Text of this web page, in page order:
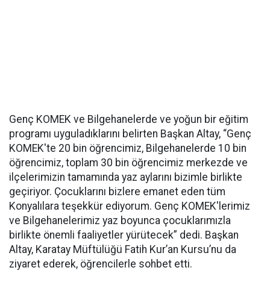
Genç KOMEK ve Bilgehanelerde ve yoğun bir eğitim
programı uyguladıklarını belirten Başkan Altay, “Genç
KOMEK'te 20 bin öğrencimiz, Bilgehanelerde 10 bin
öğrencimiz, toplam 30 bin öğrencimiz merkezde ve
ilçelerimizin tamamında yaz aylarını bizimle birlikte
geçiriyor. Çocuklarını bizlere emanet eden tüm
Konyalılara teşekkür ediyorum. Genç KOMEK'lerimiz
ve Bilgehanelerimiz yaz boyunca çocuklarımızla
birlikte önemli faaliyetler yürütecek” dedi. Başkan
Altay, Karatay Müftülüğü Fatih Kur’an Kursu’nu da
ziyaret ederek, öğrencilerle sohbet etti.